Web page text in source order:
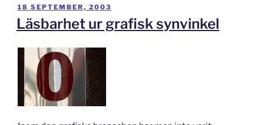
PUBLICERAT
18 SEPTEMBER, 2003
Läsbarhet ur grafisk synvinkel